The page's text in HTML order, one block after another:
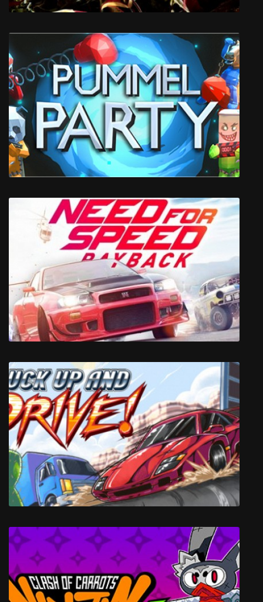
BloodRayne
Pummel Party
Need for Speed: Payback